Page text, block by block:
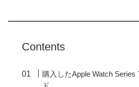
Contents
購入したAppleWatch Series
ド